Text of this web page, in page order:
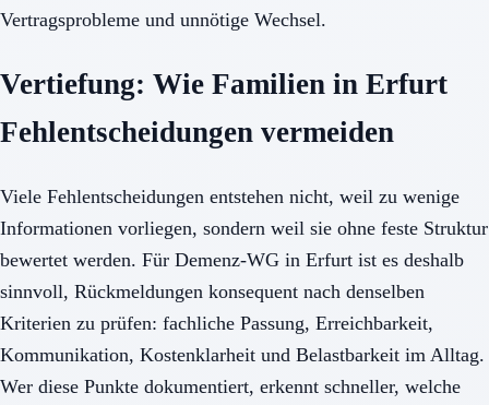
Vertragsprobleme und unnötige Wechsel.
Vertiefung: Wie Familien in Erfurt
Fehlentscheidungen vermeiden
Viele Fehlentscheidungen entstehen nicht, weil zu wenige
Informationen vorliegen, sondern weil sie ohne feste Struktur
bewertet werden. Für Demenz-WG in Erfurt ist es deshalb
sinnvoll, Rückmeldungen konsequent nach denselben
Kriterien zu prüfen: fachliche Passung, Erreichbarkeit,
Kommunikation, Kostenklarheit und Belastbarkeit im Alltag.
Wer diese Punkte dokumentiert, erkennt schneller, welche